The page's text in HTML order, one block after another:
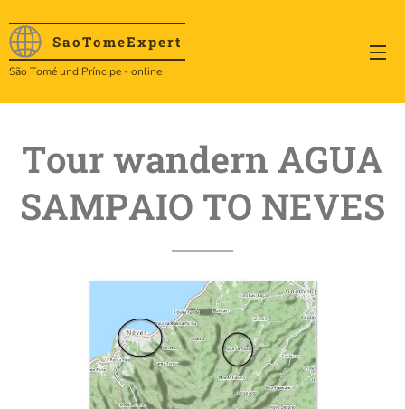
SaoTomeExpert
São Tomé und Príncipe - online
Tour wandern AGUA
SAMPAIO TO NEVES